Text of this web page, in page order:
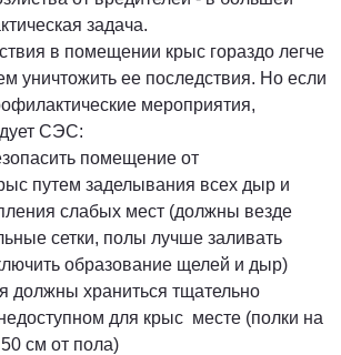
задача.
в помещении крыс гораздо легче
уничтожить ее последствия. Но если
мероприятия,
СЭС:
помещение от
путем заделывания всех дыр и
слабых мест (должны везде
сетки, полы лучше заливать
образование щелей и дыр)
должны храниться тщательно
для крыс месте (полки на
см от пола)